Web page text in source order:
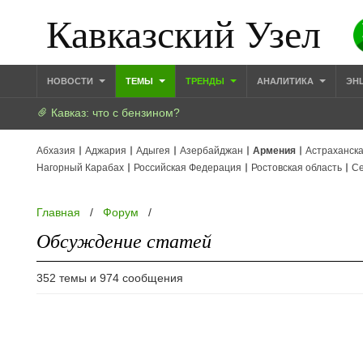
Кавказский Узел
НОВОСТИ ТЕМЫ ТРЕНДЫ АНАЛИТИКА
Кавказ: что с бензином?
Абхазия Аджария Адыгея Азербайджан Армения
Нагорный Карабах
Российская Федерация Ростовская область
Главная / Форум /
Обсуждение статей
352 темы и 974 сообщения